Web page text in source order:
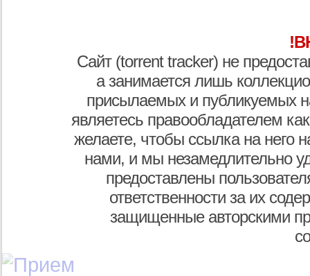
Сайт (torrent tracker) не
а занимается лишь
присылаемых и публикуемых
являетесь правообладателем
желаете, чтобы ссылка на него
нами, и мы незамедлительно
предоставлены
ответственности за их
защищенные авторскими